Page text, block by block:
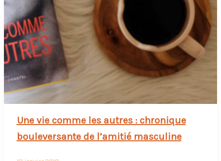
Une vie comme les autres : chronique
bouleversante de l’amitié masculine